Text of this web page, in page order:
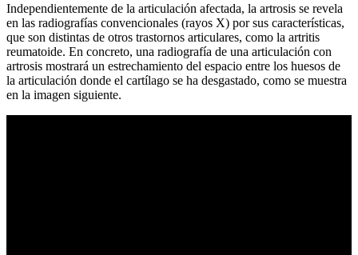
Independientemente de la articulación afectada, la artrosis se revela
en las radiografías convencionales (rayos X) por sus características,
que son distintas de otros trastornos articulares, como la artritis
reumatoide. En concreto, una radiografía de una articulación con
artrosis mostrará un estrechamiento del espacio entre los huesos de
la articulación donde el cartílago se ha desgastado, como se muestra
en la imagen siguiente.